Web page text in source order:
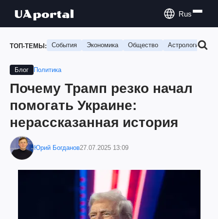
Rus
ТОП-ТЕМЫ: События Экономика Общество Астрология
Блог Политика
Почему Трамп резко начал
помогать Украине:
нерассказанная история
Юрий Богданов27.07.2025 13:09